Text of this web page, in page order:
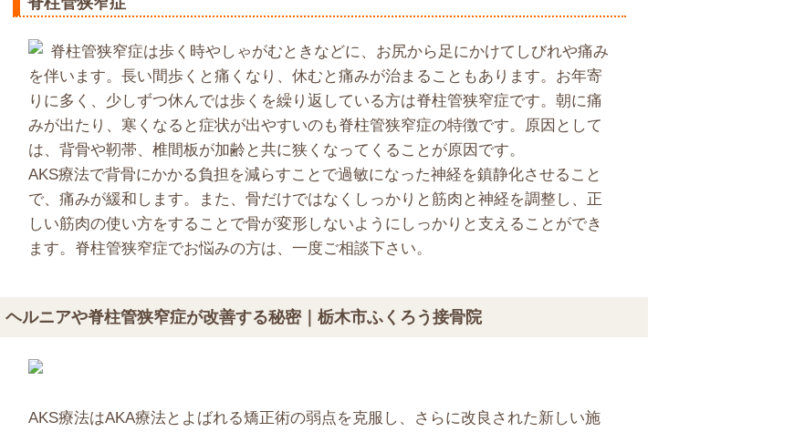
脊柱管狭窄症は歩く時やしゃがむときなどに、お尻から足にかけてしびれや痛み
を伴います。長い間歩くと痛くなり、休むと痛みが治まることもあります。お年寄
りに多く、少しずつ休んでは歩くを繰り返している方は脊柱管狭窄症です。朝に痛
みが出たり、寒くなると症状が出やすいのも脊柱管狭窄症の特徴です。原因として
は、背骨や靭帯、椎間板が加齢と共に狭くなってくることが原因です。
AKS療法で背骨にかかる負担を減らすことで過敏になった神経を鎮静化させること
で、痛みが緩和します。また、骨だけではなくしっかりと筋肉と神経を調整し、正
しい筋肉の使い方をすることで骨が変形しないようにしっかりと支えることができ
ます。脊柱管狭窄症でお悩みの方は、一度ご相談下さい。
ヘルニアや脊柱管狭窄症が改善する秘密｜栃木市ふくろう接骨院
AKS療法はAKA療法とよばれる矯正術の弱点を克服し、さらに改良された新しい施